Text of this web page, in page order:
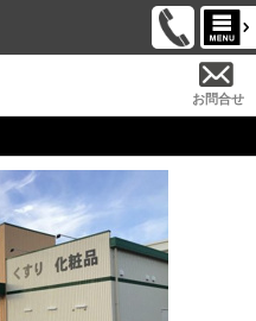
お問合せ